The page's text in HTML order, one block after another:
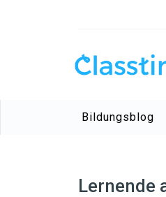
Bildungsblog
Lernende